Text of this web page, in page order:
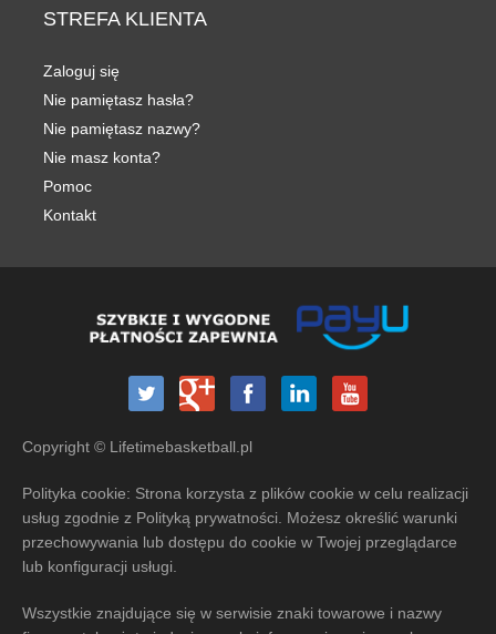
STREFAKLIENTA
Zaloguj się
Nie pamiętasz hasła?
Nie pamiętasz nazwy?
Nie masz konta?
Pomoc
Kontakt
Copyright © Lifetimebasketball.pl
Polityka cookie: Strona korzysta z plików cookie w celu realizacji
usług zgodnie z Polityką prywatności. Możesz określić warunki
przechowywania lub dostępu do cookie w Twojej przeglądarce
lub konfiguracji usługi.
Wszystkie znajdujące się w serwisie znaki towarowe i nazwy